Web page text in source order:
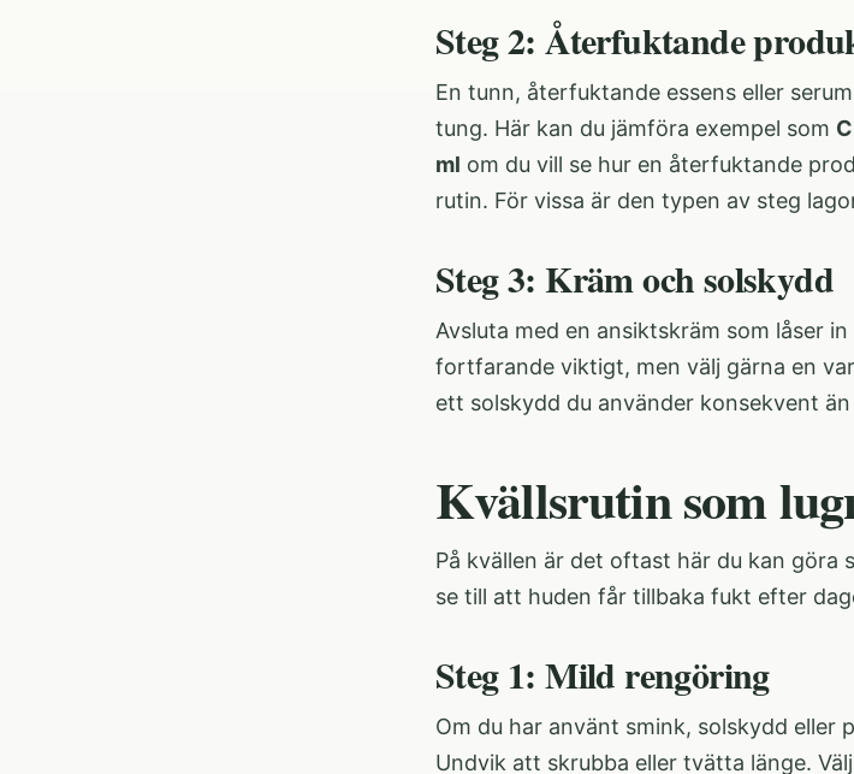
Steg 2: Återfuktande
En tunn, återfuktande essens eller
tung. Här kan du jämföra exempel som
ml om du vill se hur en återfuktande
rutin. För vissa är den typen av steg
Steg 3: Kräm och solskydd
Avsluta med en ansiktskräm som låser
fortfarande viktigt, men välj gärna en
ett solskydd du använder konsekvent
Kvällsrutin som
På kvällen är det oftast här du kan göra
se till att huden får tillbaka fukt efter
Steg 1: Mild rengöring
Om du har använt smink, solskydd eller
Undvik att skrubba eller tvätta länge.